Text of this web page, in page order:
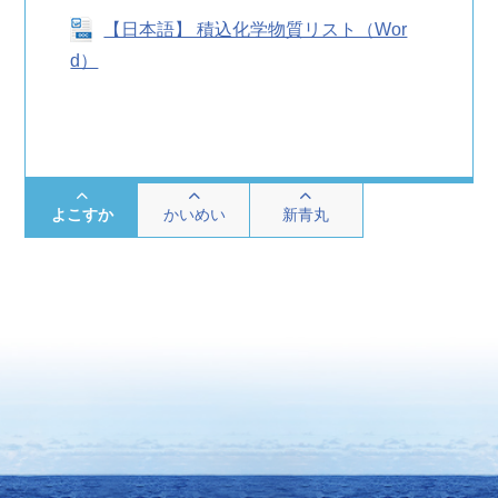
【日本語】 積込化学物質リスト（Wor
d）
よこすか かいめい 新青丸